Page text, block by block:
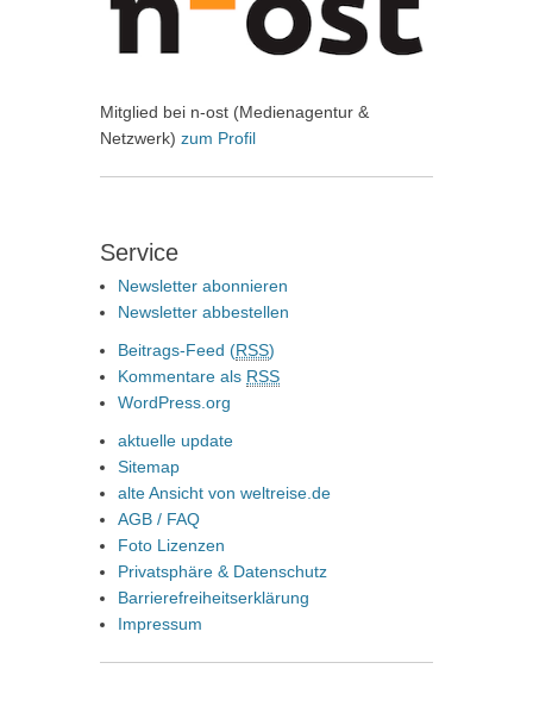
Mitglied bei n-ost (Medienagentur &
Netzwerk) zum Profil
Service
Newsletter abonnieren
Newsletter abbestellen
Beitrags-Feed (RSS)
Kommentare als RSS
WordPress.org
aktuelle update
Sitemap
alte Ansicht von weltreise.de
AGB / FAQ
Foto Lizenzen
Privatsphäre & Datenschutz
Barrierefreiheitserklärung
Impressum